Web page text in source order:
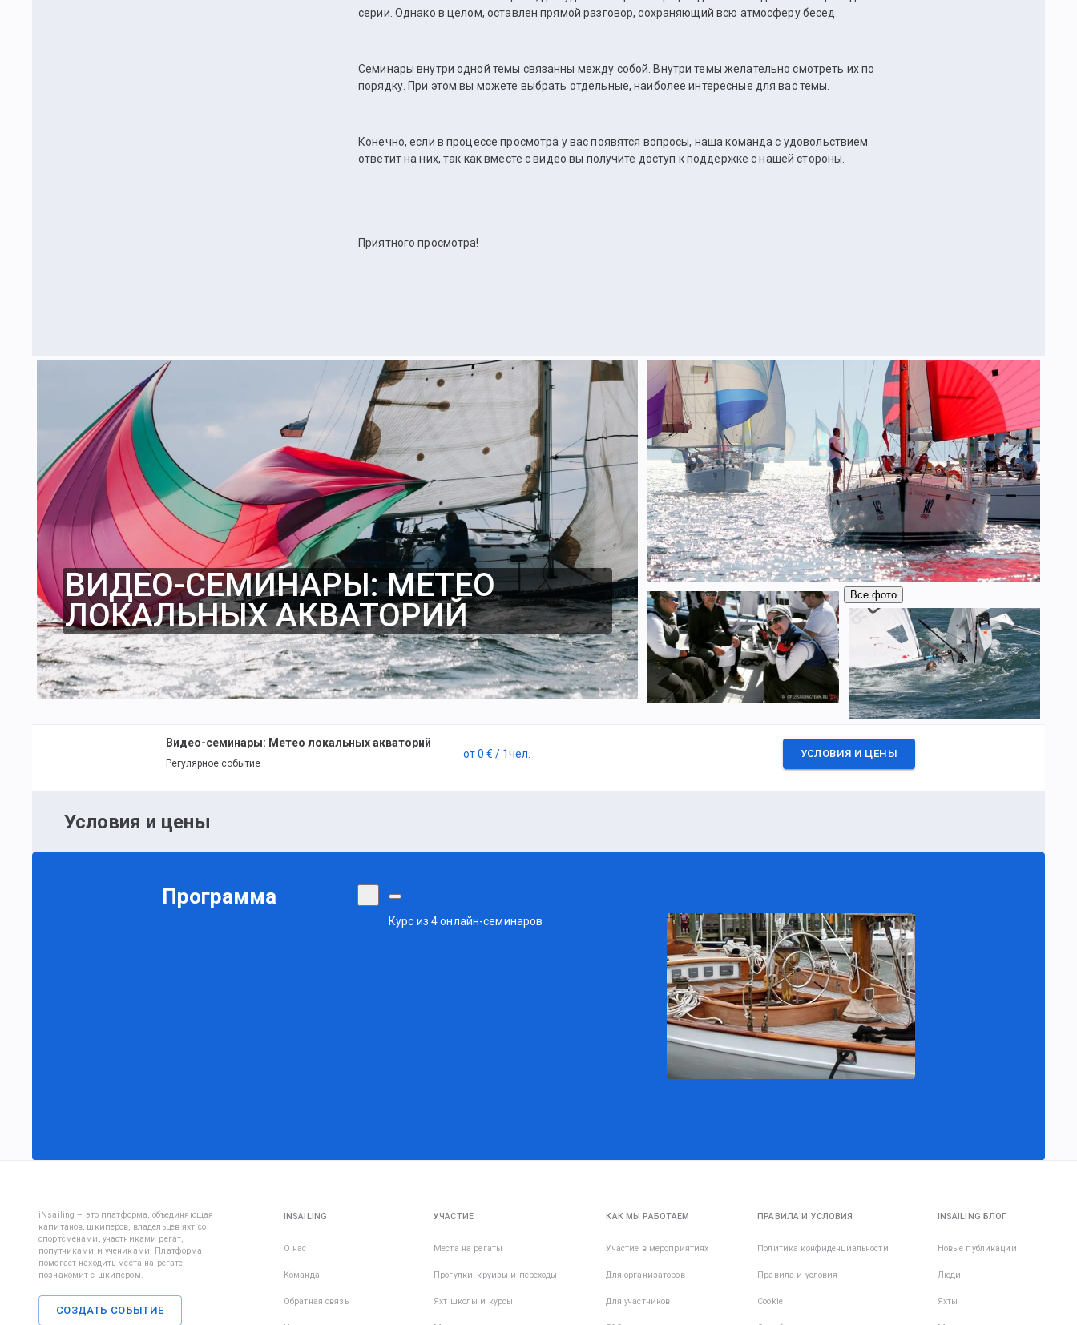
серии. Однако в целом, оставлен прямой разговор, сохраняющий всю атмосферу бесед.
Семинары внутри одной темы связанны между собой. Внутри темы желательно смотреть их по
порядку. При этом вы можете выбрать отдельные, наиболее интересные для вас темы.
Конечно, если в процессе просмотра у вас появятся вопросы, наша команда с удовольствием
ответит на них, так как вместе с видео вы получите доступ к поддержке с нашей стороны.
Приятного просмотра!
ВИДЕО-СЕМИНАРЫ: МЕТЕО
ЛОКАЛЬНЫХ АКВАТОРИЙ
Все фото
Видео-семинары: Метео локальных акваторий
Регулярное событие
от0 € / 1чел. УСЛОВИЯ И ЦЕНЫ
Условия и цены
Программа
Курс из 4 онлайн-семинаров
iNsailing – это платформа, объединяющая
капитанов, шкиперов, владельцев яхт со
спортсменами, участниками регат,
попутчиками и учениками. Платформа
помогает находить места на регате,
познакомит с шкипером.
СОЗДАТЬ СОБЫТИЕ
INSAILING
О нас
Команда
Обратная связь
УЧАСТИЕ
Места на регаты
Прогулки, круизы и переходы
Яхт школы и курсы
КАК МЫ РАБОТАЕМ
Участие в мероприятиях
Для организаторов
Для участников
ПРАВИЛА И УСЛОВИЯ
Политика конфиденциальности
Правила и условия
Cookie
INSAILING БЛОГ
Новые публикации
Люди
Яхты